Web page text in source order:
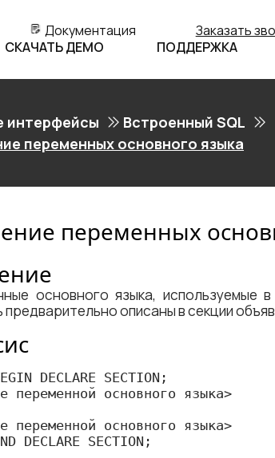
Документация Заказать
СКАЧАТЬ ДЕМО ПОДДЕРЖКА
интерфейсы
Встроенный SQL
переменных основного языка
переменных
основного языка, используемые в
описаны в секции
DECLARE SECTION;
переменной основного языка​>
переменной основного языка​>
DECLARE SECTION;